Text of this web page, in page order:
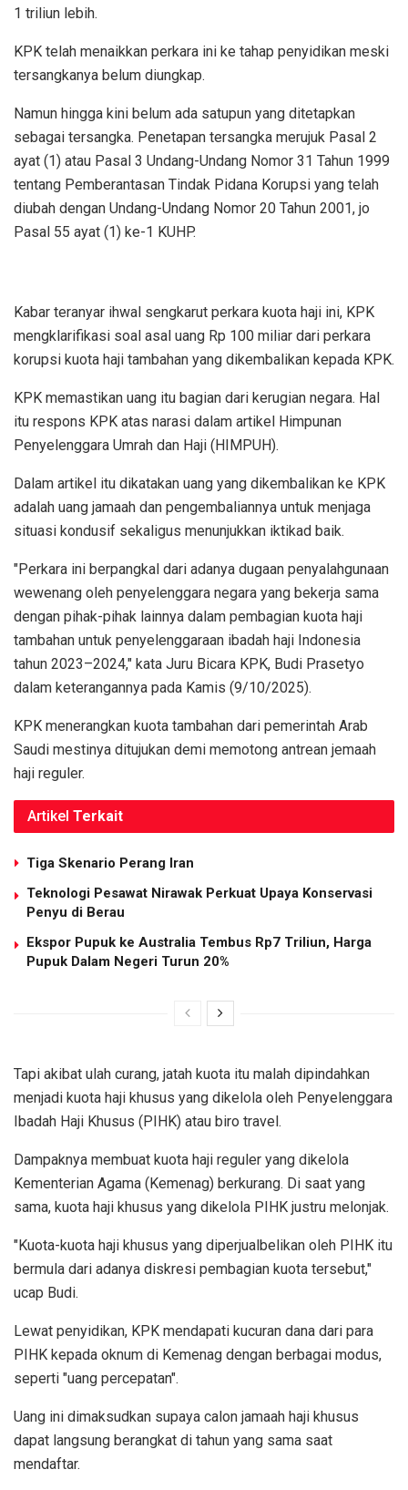
1 triliun lebih.
KPK telah menaikkan perkara ini ke tahap penyidikan meski
tersangkanya belum diungkap.
Namun hingga kini belum ada satupun yang ditetapkan
sebagai tersangka. Penetapan tersangka merujuk Pasal 2
ayat (1) atau Pasal 3 Undang-Undang Nomor 31 Tahun 1999
tentang Pemberantasan Tindak Pidana Korupsi yang telah
diubah dengan Undang-Undang Nomor 20 Tahun 2001, jo
Pasal 55 ayat (1) ke-1 KUHP.
Kabar teranyar ihwal sengkarut perkara kuota haji ini, KPK
mengklarifikasi soal asal uang Rp 100 miliar dari perkara
korupsi kuota haji tambahan yang dikembalikan kepada KPK.
KPK memastikan uang itu bagian dari kerugian negara. Hal
itu respons KPK atas narasi dalam artikel Himpunan
Penyelenggara Umrah dan Haji (HIMPUH).
Dalam artikel itu dikatakan uang yang dikembalikan ke KPK
adalah uang jamaah dan pengembaliannya untuk menjaga
situasi kondusif sekaligus menunjukkan iktikad baik.
"Perkara ini berpangkal dari adanya dugaan penyalahgunaan
wewenang oleh penyelenggara negara yang bekerja sama
dengan pihak-pihak lainnya dalam pembagian kuota haji
tambahan untuk penyelenggaraan ibadah haji Indonesia
tahun 2023–2024," kata Juru Bicara KPK, Budi Prasetyo
dalam keterangannya pada Kamis (9/10/2025).
KPK menerangkan kuota tambahan dari pemerintah Arab
Saudi mestinya ditujukan demi memotong antrean jemaah
haji reguler.
Artikel Terkait
Tiga Skenario Perang Iran
Teknologi Pesawat Nirawak Perkuat Upaya Konservasi
Penyu di Berau
Ekspor Pupuk ke Australia Tembus Rp7 Triliun, Harga
Pupuk Dalam Negeri Turun 20%
Tapi akibat ulah curang, jatah kuota itu malah dipindahkan
menjadi kuota haji khusus yang dikelola oleh Penyelenggara
Ibadah Haji Khusus (PIHK) atau biro travel.
Dampaknya membuat kuota haji reguler yang dikelola
Kementerian Agama (Kemenag) berkurang. Di saat yang
sama, kuota haji khusus yang dikelola PIHK justru melonjak.
"Kuota-kuota haji khusus yang diperjualbelikan oleh PIHK itu
bermula dari adanya diskresi pembagian kuota tersebut,"
ucap Budi.
Lewat penyidikan, KPK mendapati kucuran dana dari para
PIHK kepada oknum di Kemenag dengan berbagai modus,
seperti "uang percepatan".
Uang ini dimaksudkan supaya calon jamaah haji khusus
dapat langsung berangkat di tahun yang sama saat
mendaftar.